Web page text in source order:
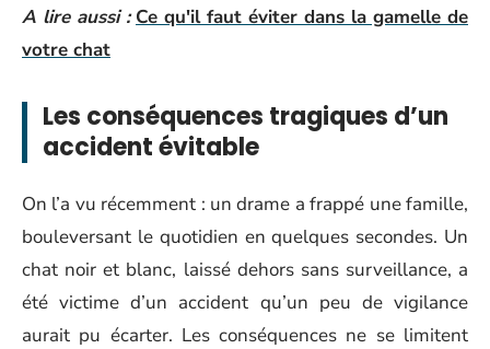
A lire aussi : Ce qu'il faut éviter dans la gamelle de
votre chat
Les conséquences tragiques d’un
accident évitable
On l’a vu récemment : un drame a frappé une famille,
bouleversant le quotidien en quelques secondes. Un
chat noir et blanc, laissé dehors sans surveillance, a
été victime d’un accident qu’un peu de vigilance
aurait pu écarter. Les conséquences ne se limitent